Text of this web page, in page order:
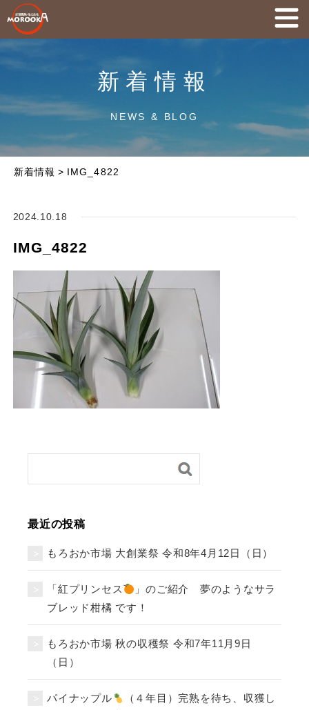
新着情報
NEWS & BLOG
新着情報 > IMG_4822
2024.10.18
IMG_4822
最近の投稿
もろおか市場 大創業祭 令和8年4月12日（日）
「紅プリンセス
」のご紹介 夢のようなサラ
ブレッド柑橘 です！
もろおか市場 秋の収穫祭 令和7年11月9日
（日）
パイナップル
（４年目）完熟を待ち、収獲し